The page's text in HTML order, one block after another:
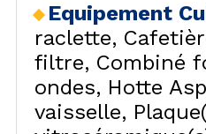
Equipement
raclette
filtre Combiné
ondes
Hotte
vaisselle